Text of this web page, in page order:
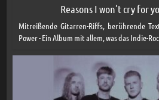
Reasons I won’t cry for
Mitreißende Gitarren-Riffs, berührende
Power - Ein Album mit allem, was das Indie-